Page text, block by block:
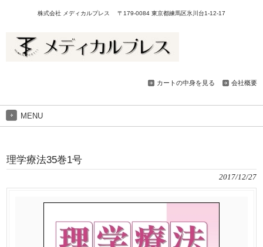
株式会社 メディカルプレス 〒179-0084 東京都練馬区氷川台1-12-17
カートの中身を見る 会社概要
MENU
理学療法35巻1号
2017/12/27